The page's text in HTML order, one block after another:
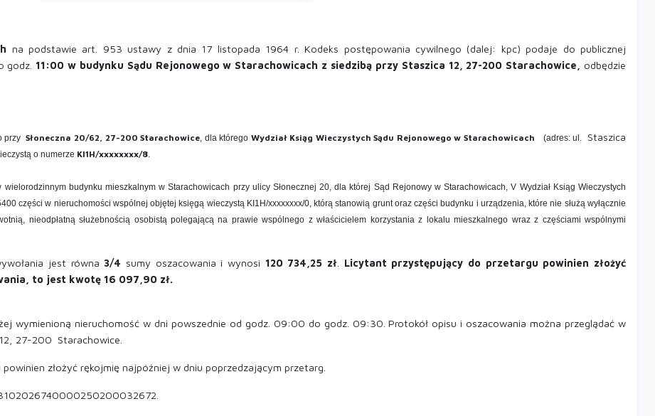
na podstawie art. 953 ustawy z dnia 17 listopada 1964 r. Kodeks postępowania cywilnego (dalej: kpc) podaje do publicznej
godz. 11:00 w budynku Sądu Rejonowego w Starachowicach z siedzibą przy Staszica 12, 27-200 Starachowice, odbędzie
przySłoneczna 20/62, 27-200 Starachowice, dla którego Wydział Ksiąg Wieczystych Sądu Rejonowego w Starachowicach (adres: ul.
Staszica
o numerze KI1H/xxxxxxxx/8.
budynku mieszkalnym w Starachowicach przy ulicy Słonecznej 20, dla której Sąd Rejonowy w Starachowicach, V Wydział Ksiąg Wieczystych
części w nieruchomości wspólnej objętej księgą wieczystą KI1H/xxxxxxxx/0, którą stanowią grunt oraz części budynku i urządzenia, które nie służą wyłącznie
nieodpłatną służebnością osobistą polegającą na prawie wspólnego z właścicielem korzystania z lokalu mieszkalnego wraz z częściami wspólnymi
jest równa 3/4 sumy oszacowania i wynosi 120 734,25 zł
Licytant przystępujący do przetargu powinien złożyć
to jest kwotę 16 097,90 zł.
wymienioną nieruchomość w dni powszednie od godz. 09:00 do godz. 09:30. Protokół opisu i oszacowania można przeglądać w
27-200 Starachowice.
złożyć rękojmię najpóźniej w dniu poprzedzającym przetarg.